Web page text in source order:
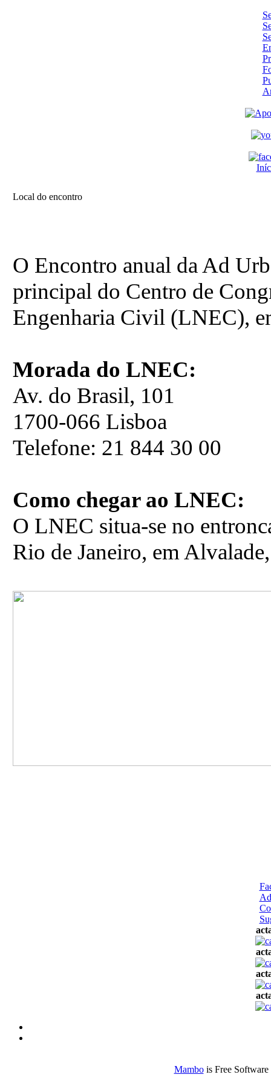
Local do encontro
O Encontro anual da Ad
principal do Centro de
Engenharia Civil (LNEC),
Morada do LNEC:
Av. do Brasil, 101
1700-066 Lisboa
Telefone: 21 844 30 00
Como chegar ao LNEC:
O LNEC situa-se no
Rio de Janeiro, em
Mambois Free Software